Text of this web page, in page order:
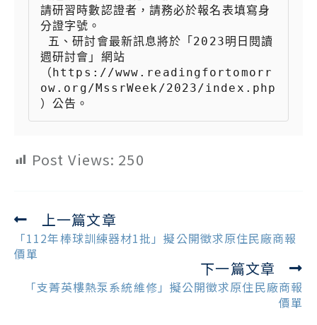
請研習時數認證者，請務必於報名表填寫身
分證字號。
週研討會」網站
（https://www.readingfortomorr
ow.org/MssrWeek/2023/index.php
）公告。
Post Views: 250
Read
more
articles
上一篇文章
「112年棒球訓練器材1批」擬公開徵求原住民廠商報
價單
下一篇文章
「支菁英樓熱泵系統維修」擬公開徵求原住民廠商報
價單